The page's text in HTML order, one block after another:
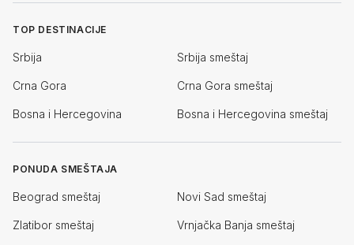
TOP DESTINACIJE
Srbija Srbija smeštaj
Crna Gora Crna Gora smeštaj
Bosna i Hercegovina Bosna i Hercegovina smeštaj
PONUDA SMEŠTAJA
Beograd smeštaj Novi Sad smeštaj
Zlatibor smeštaj Vrnjačka Banja smeštaj